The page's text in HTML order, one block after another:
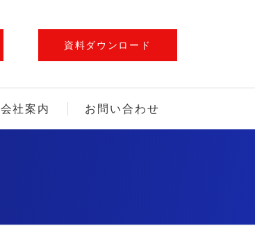
資料ダウンロード
会社案内 お問い合わせ